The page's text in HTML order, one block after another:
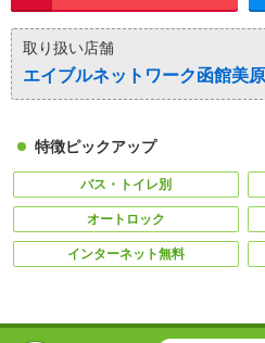
取り扱い店舗
エイブルネットワーク函館美
特徴ピックアップ
バス・トイレ別
オートロック
インターネット無料